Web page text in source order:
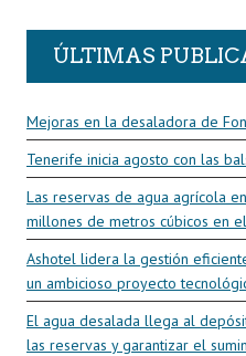
ÚLTIMAS
Mejoras en la desaladora de
Tenerife inicia agosto con las
Las reservas de agua agrícola
millones de metros cúbicos en
Ashotel lidera la gestión
un ambicioso proyecto
El agua desalada llega al
las reservas y garantizar el